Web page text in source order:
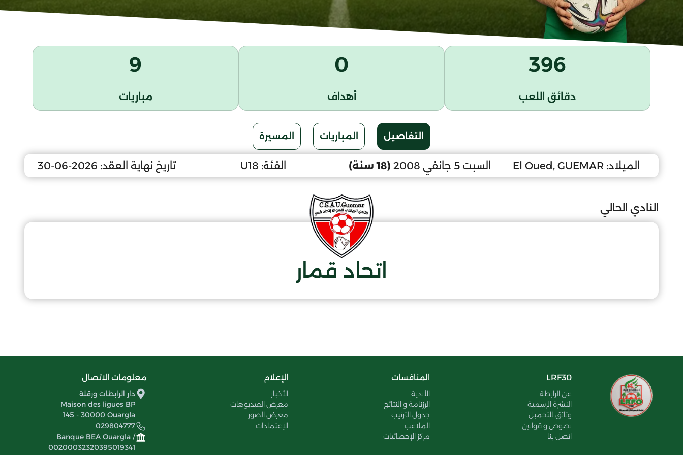
396
دقائق اللعب
0
أهداف
9
مباريات
التفاصيل المباريات المسيرة
الميلاد: El Oued, GUEMAR السبت 5 جانفي 2008 (18 سنة) الفئة: U18 تاريخ نهاية العقد: 2026-06-30
النادي الحالي
اتحاد قمار
LRF30
عن الرابطة
النشرة الرسمية
وثائق للتحميل
نصوص و قوانين
اتصل بنا
المنافسات
الأندية
الرزنامة و النتائج
جدول الترتيب
الملاعب
مركز الإحصائيات
الإعلام
الأخبار
معرض الفيديوهات
معرض الصور
الإعتمادات
معلومات الاتصال
دار الرابطات ورقلة
Maison des ligues BP
145 - 30000 Ouargla
029804777
Banque BEA Ouargla /
00200032320395019341